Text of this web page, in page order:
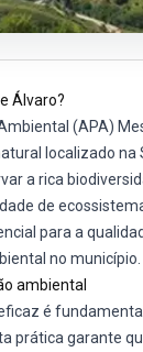
Álvaro?
(APA)
localizado na
a rica
de
para a
no município.
ambiental
é
prática garante